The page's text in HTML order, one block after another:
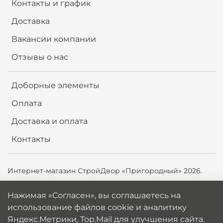
Контакты и график
Доставка
Вакансии компании
Отзывы о нас
Доборные элементы
Оплата
Доставка и оплата
Контакты
Интернет-магазин СтройДвор «Пригородный» 2026.
использование файлов cookie и аналитику
Яндекс.Метрики, Top.Mail.ru для улучшения сайта. Вы
можете отключить cookie в настройках браузера.
Нажимая «Согласен», вы соглашаетесь на
использование файлов cookie и аналитику
Яндекс.Метрики, Top.Mail для улучшения сайта.